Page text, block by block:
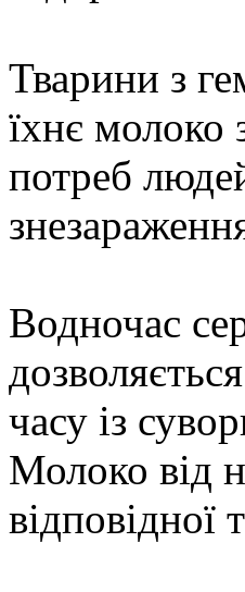
Тварини з
їхнє молоко
потреб
Водночас
часу із
Молоко від
відповідної